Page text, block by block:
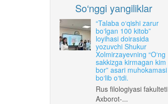
So‘nggi yangiliklar
“Talaba o‘qishi zarur
bo‘lgan 100 kitob”
loyihasi doirasida
yozuvchi Shukur
Xolmirzayevning “O‘ng
sakkizga kirmagan kim
bor” asari muhokamasi
bo‘lib o‘tdi.
Rus filologiyasi fakulteti
Axborot-...